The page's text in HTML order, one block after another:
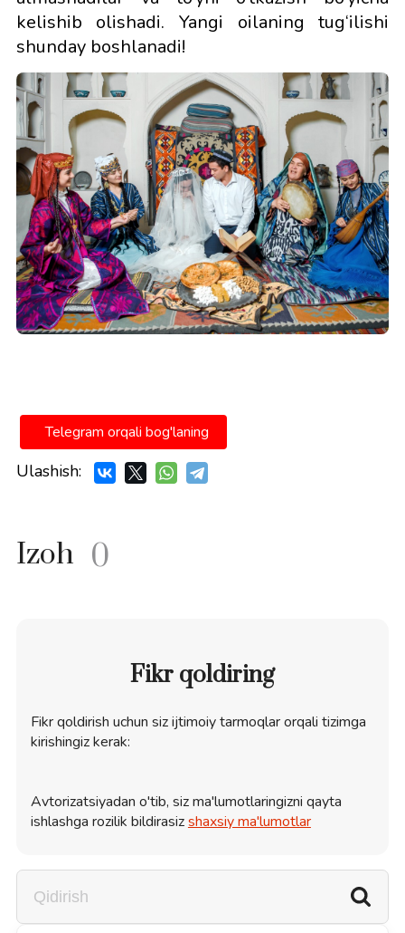
kelishib olishadi. Yangi oilaning tug‘ilishi
shunday boshlanadi!
Telegram orqali bog'laning
Ulashish:
Izoh 0
Fikr qoldiring
Fikr qoldirish uchun siz ijtimoiy tarmoqlar orqali tizimga
kirishingiz kerak:
Avtorizatsiyadan o'tib, siz ma'lumotlaringizni qayta
ishlashga rozilik bildirasizshaxsiy ma'lumotlar